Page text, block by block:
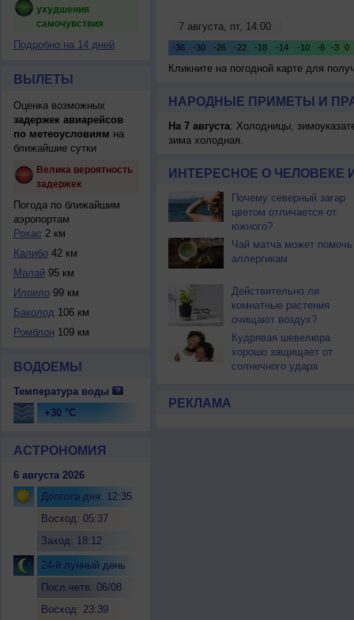
ухудшения
самочувствия
Подробно на 14 дней
ВЫЛЕТЫ
Оценка возможных
задержек авиарейсов
по метеоусловиям на
ближайшие сутки
Велика вероятность
задержек
Погода по ближайшим
аэропортам
Рохас 2 км
Калибо42 км
Малай 95 км
Илоило99 км
Баколод 106 км
Ромблон 109 км
ВОДОЕМЫ
Температура воды
+30 °C
АСТРОНОМИЯ
6 августа 2026
Долгота дня: 12:35
Восход: 05:37
Заход: 18:12
24-й лунный день
Посл.четв. 06/08
Восход: 23:39
Кликните на погодной карте для
НАРОДНЫЕ ПРИМЕТЫ И
На 7 августа: Холодницы,
зима холодная.
ИНТЕРЕСНОЕ О ЧЕЛОВЕКЕ
Почему северный загар
цветом отличается от
южного?
Чай матча может помочь
аллергикам
Действительно ли
комнатные растения
очищают воздух?
Кудрявая шевелюра
хорошо защищает от
солнечного удара
РЕКЛАМА